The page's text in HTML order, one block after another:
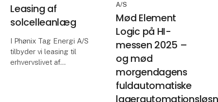
Leasing af
solcelleanlæg
I Phønix Tag Energi A/S
tilbyder vi leasing til
erhvervslivet af
A/S
Mød Element
Logic på HI-
messen 2025 –
og mød
morgendagens
fuldautomatiske